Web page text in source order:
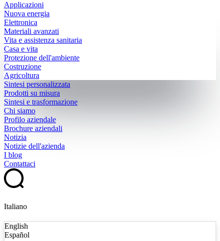
Applicazioni
Nuova energia
Elettronica
Materiali avanzati
Vita e assistenza sanitaria
Casa e vita
Protezione dell'ambiente
Costruzione
Agricoltura
Sintesi personalizzata
Prodotti su misura
Sintesi e trasformazione
Chi siamo
Profilo aziendale
Brochure aziendali
Notizia
Notizie dell'azienda
I blog
Contattaci
Italiano
English
Español